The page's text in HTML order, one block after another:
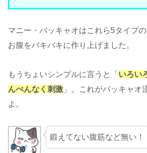
マニー・パッキャオはこれら5タイプの
お腹をバキバキに作り上げました。
もうちょいシンプルに言うと「 いろい
んべんなく刺激 」。これがパッキャオ
よ。
鍛えてない腹筋など無い！